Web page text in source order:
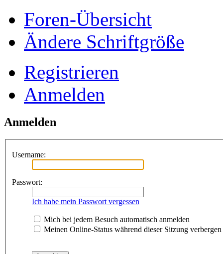
Foren-Übersicht
Ändere Schriftgröße
Registrieren
Anmelden
Anmelden
Username:
Passwort:
Ich habe mein Passwort vergessen
Mich bei jedem Besuch automatisch anmelden
Meinen Online-Status während dieser Sitzung verbergen